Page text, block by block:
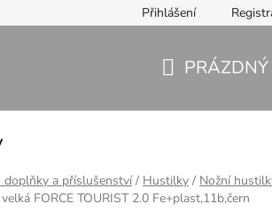
Přihlášení
PRÁZDNÝ
doplňky a příslušenství / Hustilky / Nožní
FORCE TOURIST 2.0 Fe+plast,11b,čern